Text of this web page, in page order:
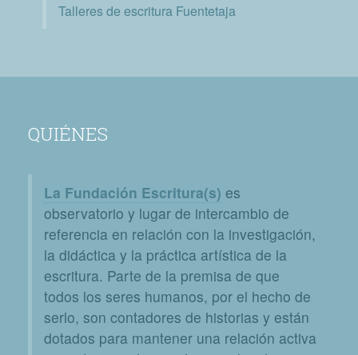
Talleres de escritura Fuentetaja
QUIÉNES
La Fundación Escritura(s) es
observatorio y lugar de intercambio de
referencia en relación con la investigación,
la didáctica y la práctica artística de la
escritura. Parte de la premisa de que
todos los seres humanos, por el hecho de
serlo, son contadores de historias y están
dotados para mantener una relación activa